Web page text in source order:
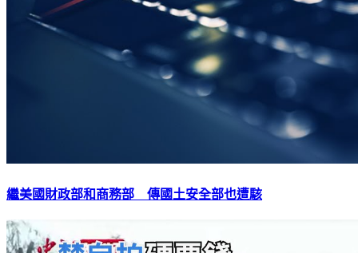
繼美國財政部和商務部 傳國土安全部也遭駭